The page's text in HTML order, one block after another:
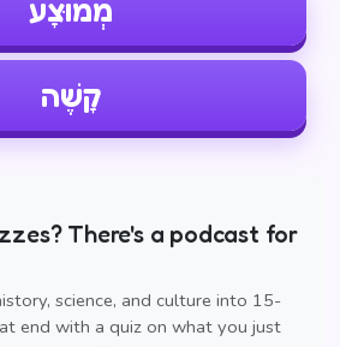
מְמוּצָע
קָשֶׁה
There's a podcast for
science, and culture into 15-
end with a quiz on what you just